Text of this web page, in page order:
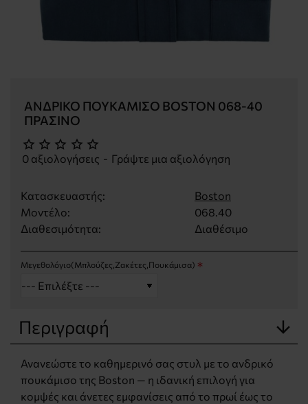
ΑΝΔΡΙΚΌ ΠΟΥΚΆΜΙΣΟ BOSTON 068-40
ΠΡΆΣΙΝΟ
Κατασκευαστής:
Boston
Μοντέλο:
068.40
Διαθεσιμότητα:
Διαθέσιμο
0 αξιολογήσεις - Γράψτε μια αξιολόγηση
Μεγεθολόγιο(Μπλούζες,Ζακέτες,Πουκάμισα)
Περιγραφή
Ανανεώστε το καθημερινό σας στυλ με το ανδρικό
πουκάμισο της Boston — η ιδανική επιλογή για
κομψές και άνετες εμφανίσεις από το πρωί έως το